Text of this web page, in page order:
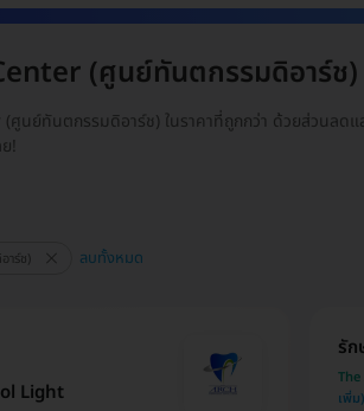
(ศูนย์ทันตกรรมดิอาร์ช)
นย์ทันตกรรมดิอาร์ช) ในราคาที่ถูกกว่า ด้วยส่วนลด
!
าร์ช) ลบทั้งหมด
Light
รั